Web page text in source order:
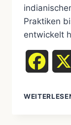
Praktiken
entwickelt